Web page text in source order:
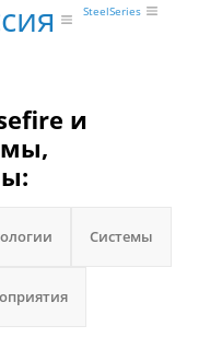
SteelSeries
и
Системы